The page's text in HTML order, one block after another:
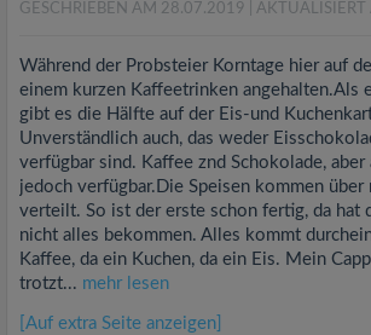
GESCHRIEBEN AM 28.07.2019 |
Während der Probsteier Korntage hier auf
einem kurzen Kaffeetrinken angehalten.Als
gibt es die Hälfte auf der Eis-und
Unverständlich auch, das weder
verfügbar sind. Kaffee znd Schokolade,
jedoch verfügbar.Die Speisen kommen
verteilt. So ist der erste schon fertig, da hat
nicht alles bekommen. Alles kommt
Kaffee, da ein Kuchen, da ein Eis. Mein
trotzt... mehr lesen
[Auf extra Seite anzeigen]